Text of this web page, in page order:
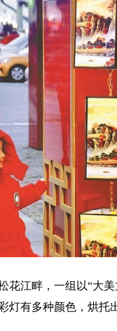
花江畔，一组以“大
灯有多种颜色，烘